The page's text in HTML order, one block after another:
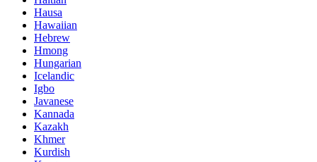
Hausa
Hawaiian
Hebrew
Hmong
Hungarian
Icelandic
Igbo
Javanese
Kannada
Kazakh
Khmer
Kurdish